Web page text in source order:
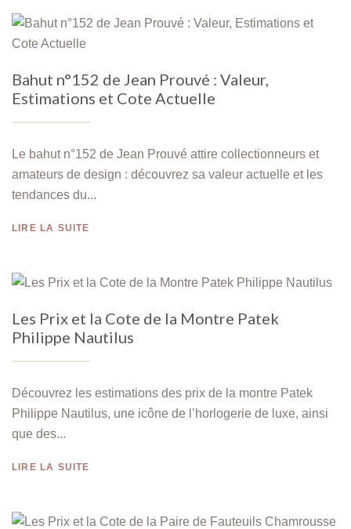
Bahut n°152 de Jean Prouvé : Valeur,
Estimations et Cote Actuelle
Le bahut n°152 de Jean Prouvé attire collectionneurs et
amateurs de design : découvrez sa valeur actuelle et les
tendances du...
LIRE LA SUITE
Les Prix et la Cote de la Montre Patek
Philippe Nautilus
Découvrez les estimations des prix de la montre Patek
Philippe Nautilus, une icône de l’horlogerie de luxe, ainsi
que des...
LIRE LA SUITE